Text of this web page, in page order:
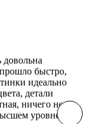
довольна
быстро,
идеально
детали
ничего не
уровне,